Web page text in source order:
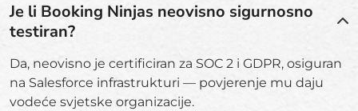
Je li Booking Ninjas neovisno sigurnosno
testiran?
Da, neovisno je certificiran za SOC 2 i GDPR, osiguran
na Salesforce infrastrukturi — povjerenje mu daju
vodeće svjetske organizacije.